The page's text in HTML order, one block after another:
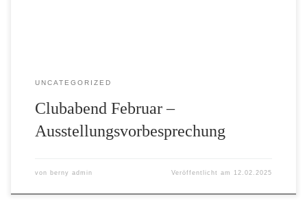
UNCATEGORIZED
Clubabend Februar –
Ausstellungsvorbesprechung
von berny admin Veröffentlicht am 12.02.2025